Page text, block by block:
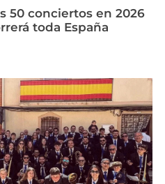
50 conciertos en 2026
toda España